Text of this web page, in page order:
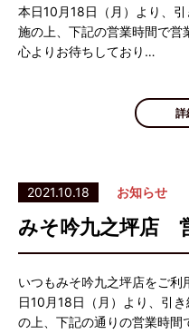
本日10月18日（月）より、
施の上、下記の営業時間で営
心よりお待ちしており…
詳
2021.10.18 お知らせ
みそ吟九之坪店
いつもみそ吟九之坪店をご
日10月18日（月）より、引
の上、下記の通りの営業時